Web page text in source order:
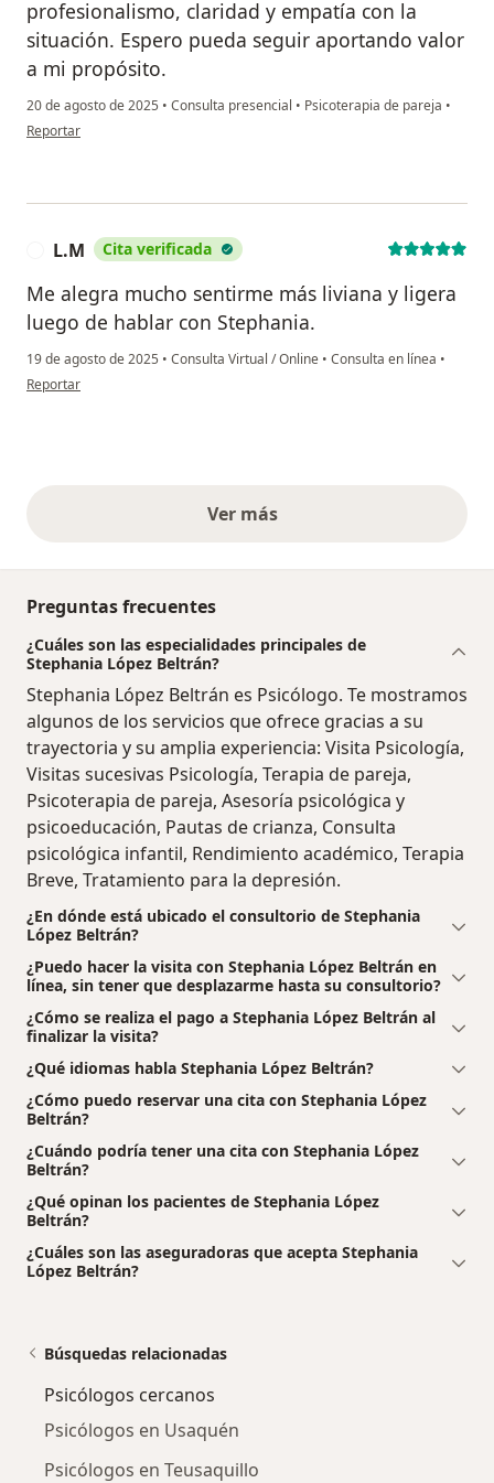
profesionalismo, claridad y empatía con la
situación. Espero pueda seguir aportando valor
a mi propósito.
20 de agosto de 2025 • Consulta presencial • Psicoterapia de pareja •
en opinión del usuario Johnatan A
Reportar
L.M Cita verificada
Me alegra mucho sentirme más liviana y ligera
luego de hablar con Stephania.
19 de agosto de 2025 • Consulta Virtual / Online • Consulta en línea •
en opinión del usuario L.M
Reportar
Ver másopiniones anteriores
Preguntas frecuentes
¿Cuáles son las especialidades principales de
Stephania López Beltrán?
Stephania López Beltrán es Psicólogo. Te mostramos
algunos de los servicios que ofrece gracias a su
trayectoria y su amplia experiencia: Visita Psicología,
Visitas sucesivas Psicología, Terapia de pareja,
Psicoterapia de pareja, Asesoría psicológica y
psicoeducación, Pautas de crianza, Consulta
psicológica infantil, Rendimiento académico, Terapia
Breve, Tratamiento para la depresión.
¿En dónde está ubicado el consultorio de Stephania
López Beltrán?
¿Puedo hacer la visita con Stephania López Beltrán en
línea, sin tener que desplazarme hasta su consultorio?
¿Cómo se realiza el pago a Stephania López Beltrán al
finalizar la visita?
¿Qué idiomas habla Stephania López Beltrán?
¿Cómo puedo reservar una cita con Stephania López
Beltrán?
¿Cuándo podría tener una cita con Stephania López
Beltrán?
¿Qué opinan los pacientes de Stephania López
Beltrán?
¿Cuáles son las aseguradoras que acepta Stephania
López Beltrán?
Búsquedas relacionadas
Psicólogos cercanos
Psicólogos en Usaquén
Psicólogos en Teusaquillo